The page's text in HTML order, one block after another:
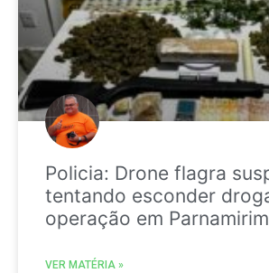
Policia: Drone flagra
tentando esconder
operação em Parnamirim
VER MATÉRIA »